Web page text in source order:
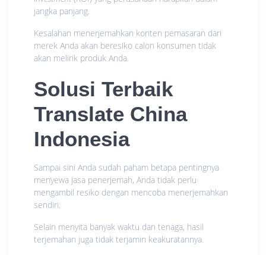
jangka panjang.
Kesalahan menerjemahkan konten pemasaran dari
merek Anda akan beresiko calon konsumen tidak
akan melirik produk Anda.
Solusi Terbaik
Translate China
Indonesia
Sampai sini Anda sudah paham betapa pentingnya
menyewa jasa penerjemah, Anda tidak perlu
mengambil resiko dengan mencoba menerjemahkan
sendiri.
Selain menyita banyak waktu dan tenaga, hasil
terjemahan juga tidak terjamin keakuratannya.